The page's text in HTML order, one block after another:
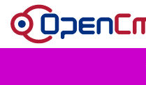
Zum Inhalt springen